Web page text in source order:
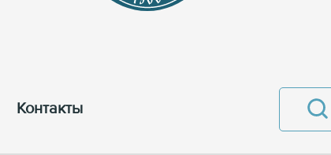
Контакты